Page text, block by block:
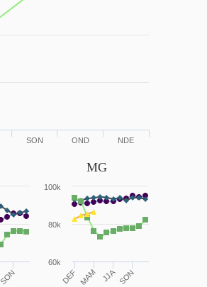
SON OND NDE
SON
MG
DEF JJA
MAM SON
80k
100k
60k